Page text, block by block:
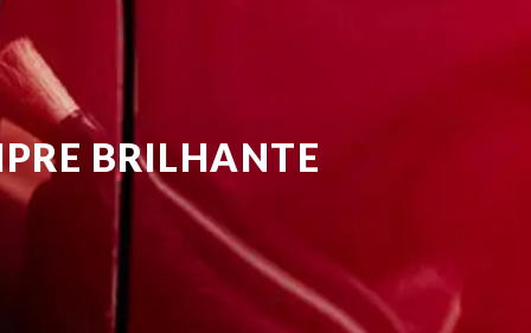
BRILHANTE